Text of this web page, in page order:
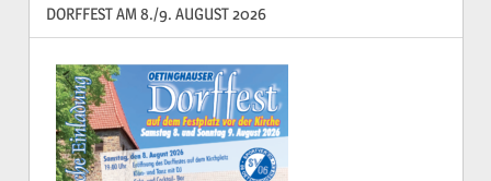
DORFFEST AM 8./9. AUGUST 2026